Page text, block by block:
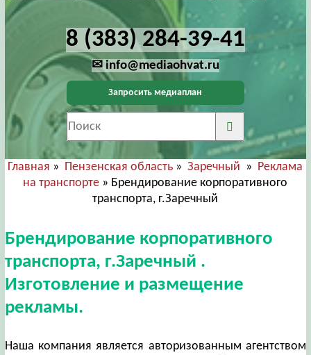
8 (383) 284-39-41
✉ info@mediaohvat.ru
Запросить медиаплан
Главная » Пензенская область »Заречный » Реклама
на транспорте » Брендирование корпоративного
транспорта, г.Заречный
Брендирование корпоративного
транспорта, г.Заречный .
Изготовление и размещение
рекламы.
Наша компания является авторизованным агентством